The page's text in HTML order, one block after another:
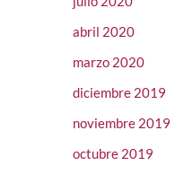
abril 2020
marzo 2020
diciembre 2019
noviembre 2019
octubre 2019